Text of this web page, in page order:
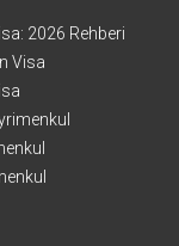
2026 Rehberi
Visa